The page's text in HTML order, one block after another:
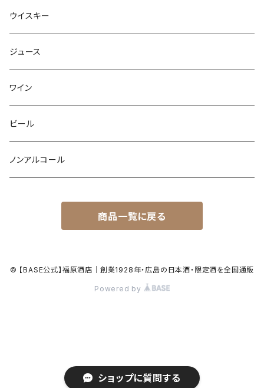
ショップに質問する
ウイスキー
ジュース
ワイン
ビール
ノンアルコール
商品一覧に戻る
© 【BASE公式】福原酒店｜創業1928年・広島の日本酒・限定酒を全国通販
Powered by